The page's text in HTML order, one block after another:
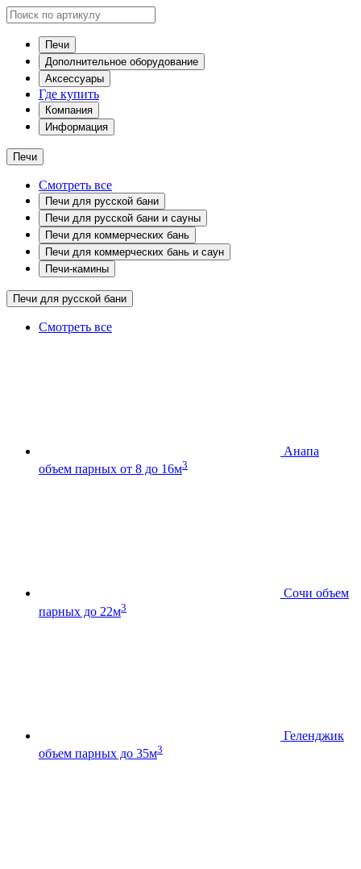
Печи
Дополнительное оборудование
Аксессуары
Где купить
Компания
Информация
Печи
Смотреть все
Печи для русской бани
Печи для русской бани и сауны
Печи для коммерческих бань
Печи для коммерческих бань и саун
Печи-камины
Печи для русской бани
Смотреть все
Анапа
объем парных от 8 до 16м3
Сочи объем
парных до 22м3
Геленджик
объем парных до 35м3